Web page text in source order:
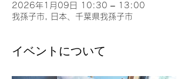
2026年1月09日 10:30 – 13:00
我孫子市, 日本、千葉県我孫子市
イベントについて